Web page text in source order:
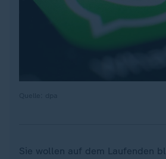
Sie wollen auf dem Laufenden